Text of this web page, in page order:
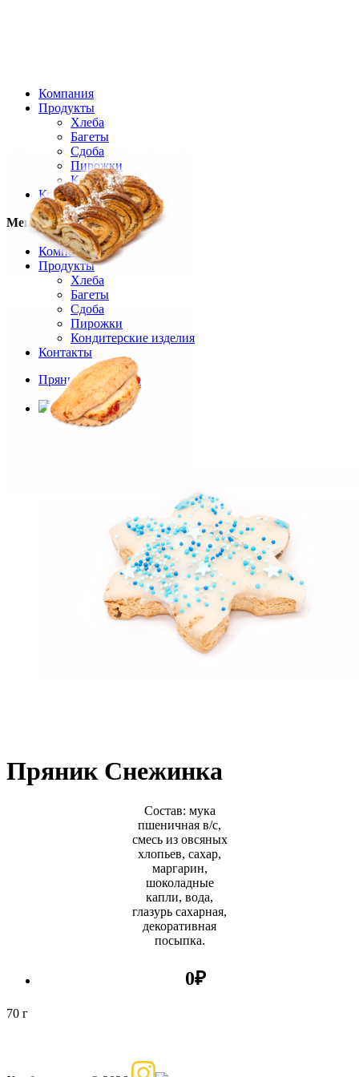
Компания
Продукты
Хлеба
Багеты
Сдоба
Пирожки
Кексы
Контакты
Меню Toggle navigation
Компания
Продукты
Хлеба
Багеты
Сдоба
Пирожки
Кондитерские изделия
Контакты
Пряник Снежинка
Пряник Снежинка
Состав: мука
пшеничная в/с,
смесь из овсяных
хлопьев, сахар,
маргарин,
шоколадные
капли, вода,
глазурь сахарная,
декоративная
посыпка.
0₽
70 г